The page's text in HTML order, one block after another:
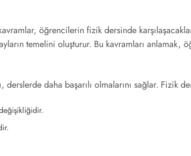
öğrencilerin fizik dersinde
temelini oluşturur. Bu kavramları
daha başarılı olmalarını sağlar. Fizik